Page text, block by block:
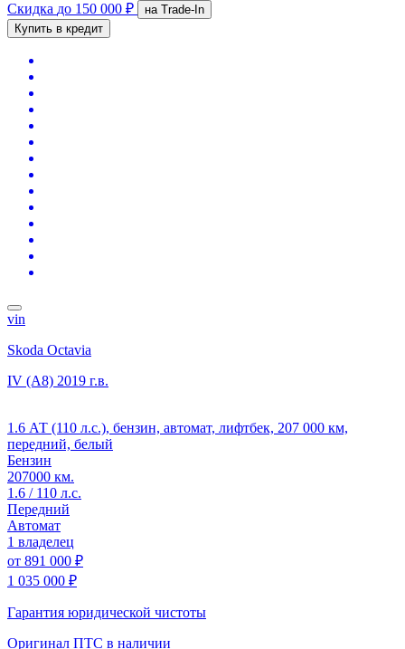
Скидка до 150 000 ₽
на Trade-In
Купить в кредит
vin
Skoda Octavia
IV (A8) 2019 г.в.
1.6 АТ (110 л.с.), бензин, автомат, лифтбек, 207 000 км,
передний, белый
Бензин
207000 км.
1.6 / 110 л.с.
Передний
Автомат
1 владелец
от 891 000 ₽
1 035 000 ₽
Гарантия юридической чистоты
Оригинал ПТС в наличии